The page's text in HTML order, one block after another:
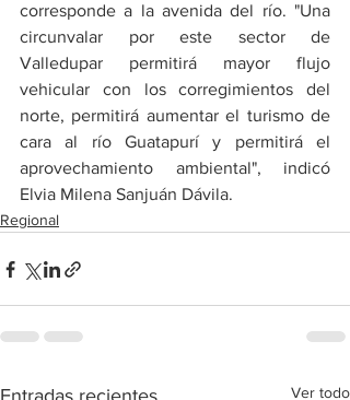
corresponde a la avenida del río. "Una
circunvalar por este sector de
Valledupar permitirá mayor flujo
vehicular con los corregimientos del
norte, permitirá aumentar el turismo de
cara al río Guatapurí y permitirá el
aprovechamiento ambiental", indicó
Elvia Milena Sanjuán Dávila.
Regional
Entradas recientes Ver todo